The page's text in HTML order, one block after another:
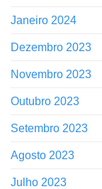
Janeiro 2024
Dezembro 2023
Novembro 2023
Outubro 2023
Setembro 2023
Agosto 2023
Julho 2023